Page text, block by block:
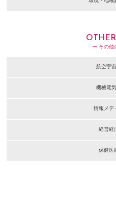
ー その他
航空宇
機械電
情報メデ
経営経
保健医